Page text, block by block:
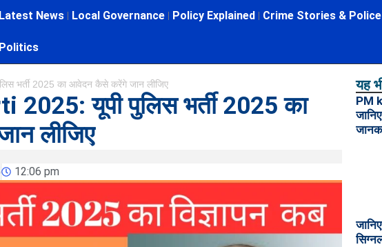
Latest News Local Governance Policy Explained Crime Stories &
Politics
भर्ती 2025 का आवेदन कैसे करेंगे जान लीजिए
यूपी पुलिस भर्ती 2025 का
लीजिए
12:06 pm
यह
PM